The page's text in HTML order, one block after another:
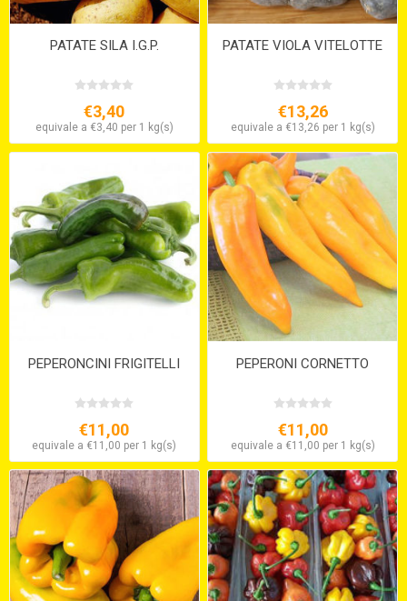
PATATE SILA I.G.P.
€3,40
equivale a €3,40 per 1 kg(s)
PATATE VIOLA VITELOTTE
€13,26
equivale a €13,26 per 1 kg(s)
PEPERONCINI FRIGITELLI
€11,00
equivale a €11,00 per 1 kg(s)
PEPERONI CORNETTO
€11,00
equivale a €11,00 per 1 kg(s)